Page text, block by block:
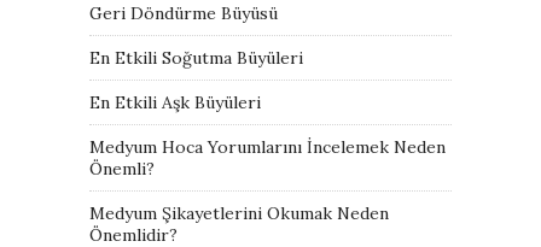
Geri Döndürme Büyüsü
En Etkili Soğutma Büyüleri
En Etkili Aşk Büyüleri
Medyum Hoca Yorumlarını İncelemek Neden
Önemli?
Medyum Şikayetlerini Okumak Neden
Önemlidir?